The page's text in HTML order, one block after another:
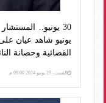
يونيو شاهد عيان
القضائية وحصانة
السبت، 29 يونيو 2024 09:00 م